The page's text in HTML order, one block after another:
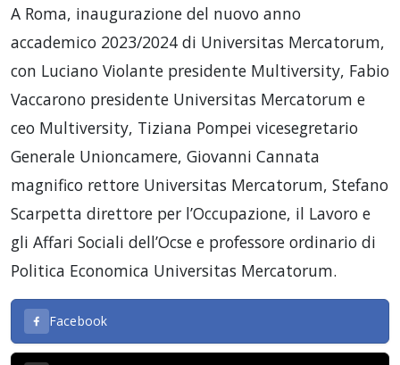
A Roma, inaugurazione del nuovo anno
accademico 2023/2024 di Universitas Mercatorum,
con Luciano Violante presidente Multiversity, Fabio
Vaccarono presidente Universitas Mercatorum e
ceo Multiversity, Tiziana Pompei vicesegretario
Generale Unioncamere, Giovanni Cannata
magnifico rettore Universitas Mercatorum, Stefano
Scarpetta direttore per l’Occupazione, il Lavoro e
gli Affari Sociali dell’Ocse e professore ordinario di
Politica Economica Universitas Mercatorum.
Facebook